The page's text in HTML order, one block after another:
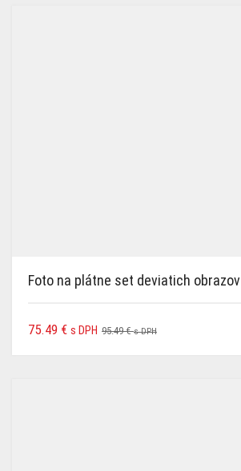
Foto na plátne set deviatich obrazov
95.49€ s DPH
75.49 € s DPH